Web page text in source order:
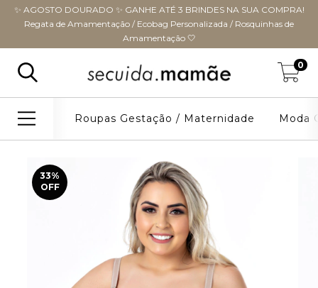
✨ AGOSTO DOURADO ✨ GANHE ATÉ 3 BRINDES NA SUA COMPRA!
Regata de Amamentação / Ecobag Personalizada / Rosquinhas de
Amamentação 🤍
0
Roupas Gestação / Maternidade Moda
33%
OFF